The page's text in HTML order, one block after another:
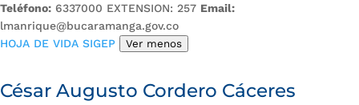
Teléfono: 6337000 EXTENSION: 257 Email:
lmanrique@bucaramanga.gov.co
HOJA DE VIDA SIGEP
Ver menos
César Augusto Cordero Cáceres